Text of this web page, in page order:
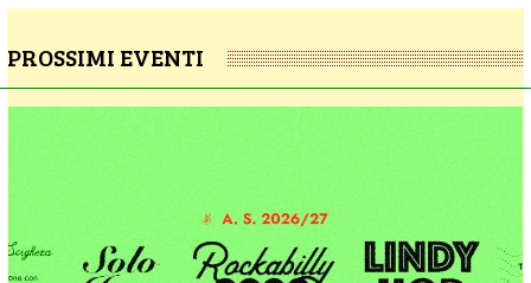
PROSSIMI EVENTI